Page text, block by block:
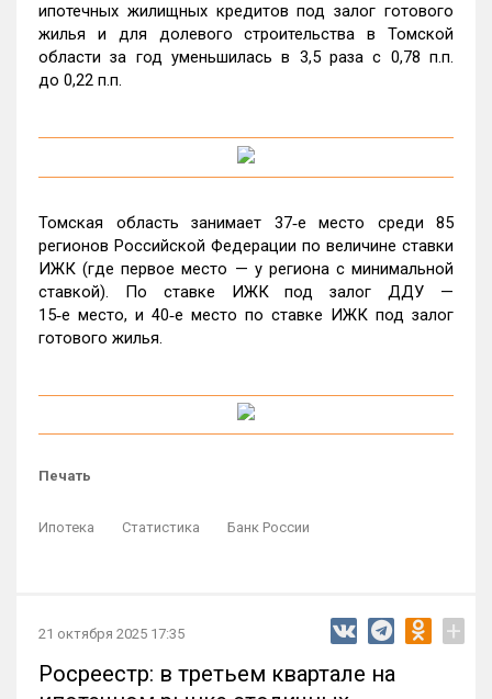
ипотечных жилищных кредитов под залог готового
жилья и для долевого строительства в Томской
области за год уменьшилась в 3,5 раза с 0,78 п.п.
до 0,22 п.п.
Томская область занимает 37‑е место среди 85
регионов Российской Федерации по величине ставки
ИЖК (где первое место — у региона с минимальной
ставкой). По ставке ИЖК под залог ДДУ —
15‑е место, и 40‑е место по ставке ИЖК под залог
готового жилья.
Печать
Ипотека Статистика Банк России
21 октября 2025 17:35 +
Росреестр: в третьем квартале на